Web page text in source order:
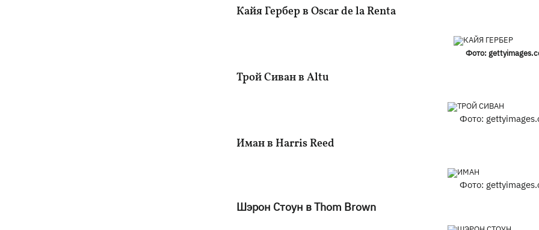
Кайя Гербер в Oscar de la Renta
Фото:
Трой Сиван в Altu
Фото:
Иман в Harris Reed
Фото:
Шэрон Стоун в Thom Brown